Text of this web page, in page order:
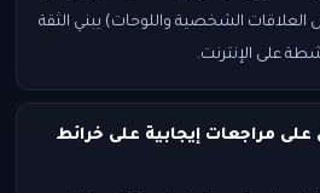
العلاقات الشخصية واللوحات) يبني الثقة
على الإنترنت.
مراجعات إيجابية على خرائط